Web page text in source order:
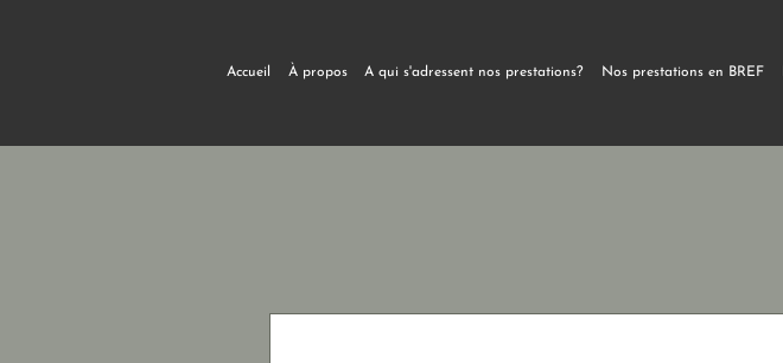
Accueil À propos A qui s'adressent nos prestations? Nos prestations en BREF